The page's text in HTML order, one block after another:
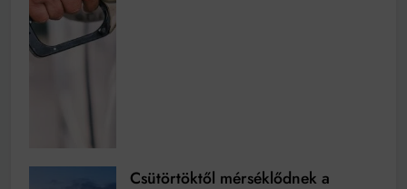
Csütörtöktől mérséklődnek a